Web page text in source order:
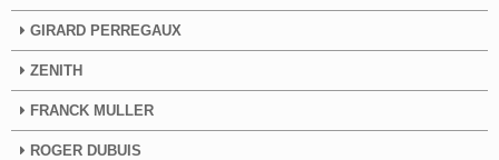
GIRARD PERREGAUX
ZENITH
FRANCK MULLER
ROGER DUBUIS